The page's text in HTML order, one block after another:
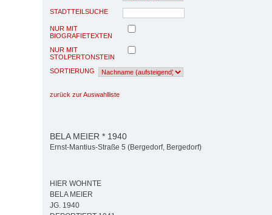
STADTTEILSUCHE
NUR MIT
BIOGRAFIETEXTEN
NUR MIT
STOLPERTONSTEIN
SORTIERUNG
zurück zur Auswahlliste
BELA MEIER * 1940
Ernst-Mantius-Straße 5 (Bergedorf, Bergedorf)
HIER WOHNTE
BELA MEIER
JG. 1940